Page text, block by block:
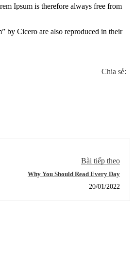
Ipsum is therefore always free from
by Cicero are also reproduced in their
Chia sẻ:
Bài tiếp theo
Why You Should Read Every Day
20/01/2022